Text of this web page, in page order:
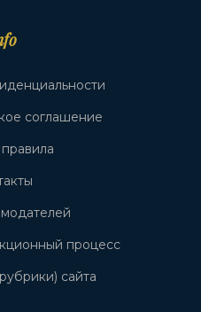
соглашение
процесс
сайта